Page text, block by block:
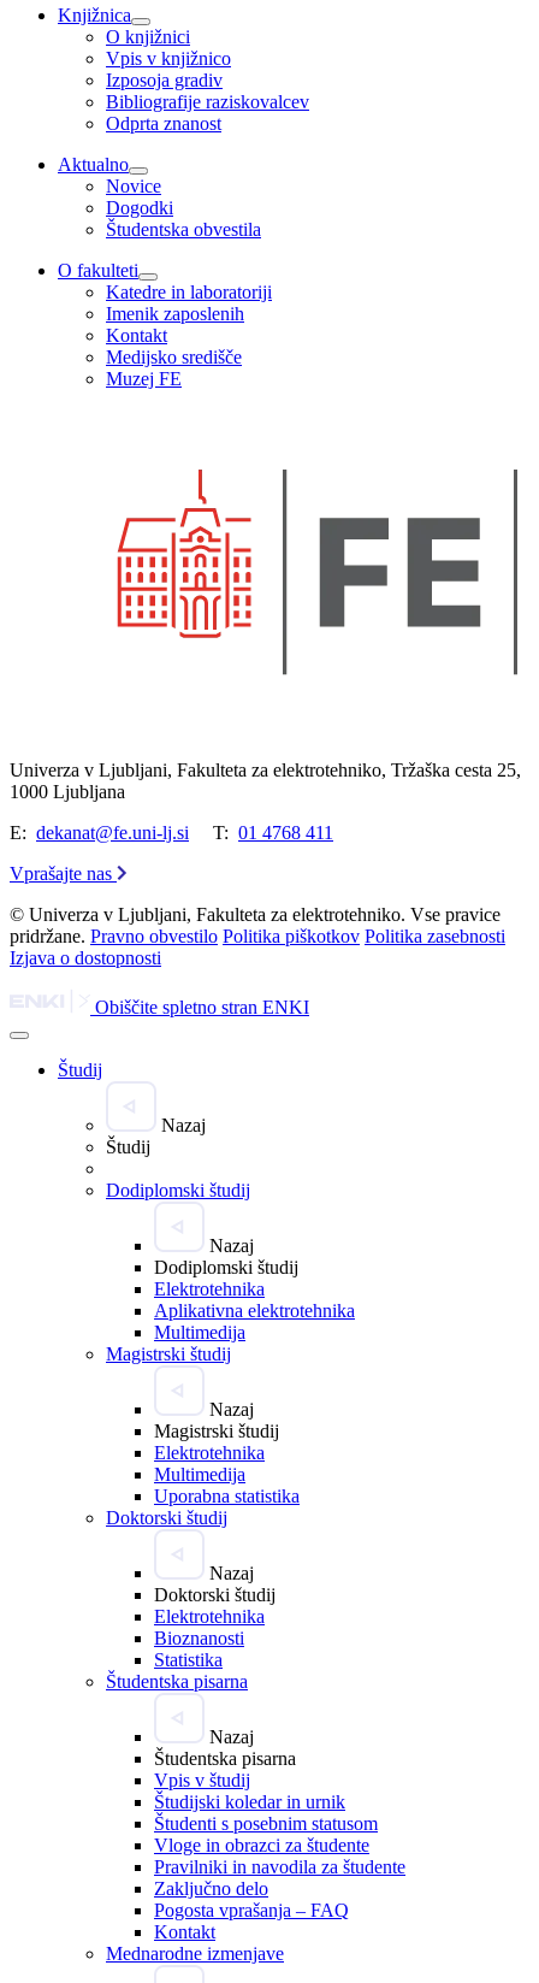
Knjižnica
O knjižnici
Vpis v knjižnico
Izposoja gradiv
Bibliografije raziskovalcev
Odprta znanost
Aktualno
Novice
Dogodki
Študentska obvestila
O fakulteti
Katedre in laboratoriji
Imenik zaposlenih
Kontakt
Medijsko središče
Muzej FE
Univerza v Ljubljani, Fakulteta za elektrotehniko, Tržaška cesta 25,
1000 Ljubljana
E: dekanat@fe.uni-lj.si T: 01 4768 411
Vprašajte nas
© Univerza v Ljubljani, Fakulteta za elektrotehniko. Vse pravice
pridržane. Pravno obvestilo Politika piškotkov Politika zasebnosti
Izjava o dostopnosti
Obiščite spletno stran ENKI
Študij
Nazaj
Študij
Dodiplomski študij
Nazaj
Dodiplomski študij
Elektrotehnika
Aplikativna elektrotehnika
Multimedija
Magistrski študij
Nazaj
Magistrski študij
Elektrotehnika
Multimedija
Uporabna statistika
Doktorski študij
Nazaj
Doktorski študij
Elektrotehnika
Bioznanosti
Statistika
Študentska pisarna
Nazaj
Študentska pisarna
Vpis v študij
Študijski koledar in urnik
Študenti s posebnim statusom
Vloge in obrazci za študente
Pravilniki in navodila za študente
Zaključno delo
Pogosta vprašanja – FAQ
Kontakt
Mednarodne izmenjave